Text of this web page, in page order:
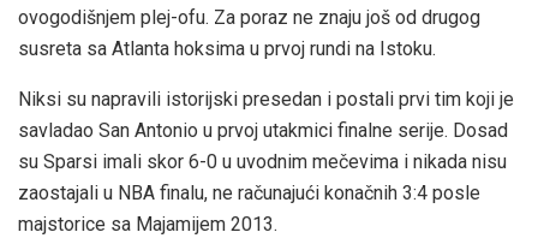
ovogodišnjem plej-ofu. Za poraz ne znaju još od drugog
susreta sa Atlanta hoksima u prvoj rundi na Istoku.
Niksi su napravili istorijski presedan i postali prvi tim koji je
savladao San Antonio u prvoj utakmici finalne serije. Dosad
su Sparsi imali skor 6-0 u uvodnim mečevima i nikada nisu
zaostajali u NBA finalu, ne računajući konačnih 3:4 posle
majstorice sa Majamijem 2013.